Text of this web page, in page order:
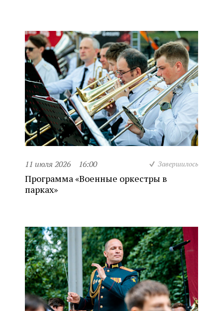
11 июля 2026 16:00 Завершилось
Программа «Военные оркестры в
парках»